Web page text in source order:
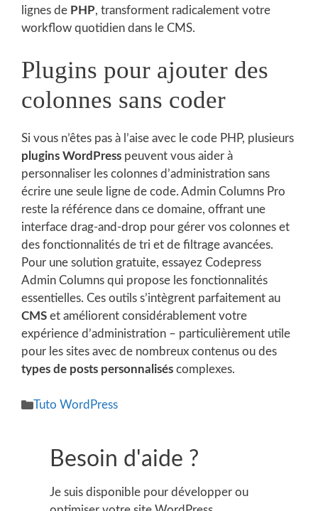
lignes de PHP, transforment radicalement votre
workflow quotidien dans le CMS.
Plugins pour ajouter des
colonnes sans coder
Si vous n’êtes pas à l’aise avec le code PHP, plusieurs
plugins WordPress peuvent vous aider à
personnaliser les colonnes d’administration sans
écrire une seule ligne de code. Admin Columns Pro
reste la référence dans ce domaine, offrant une
interface drag-and-drop pour gérer vos colonnes et
des fonctionnalités de tri et de filtrage avancées.
Pour une solution gratuite, essayez Codepress
Admin Columns qui propose les fonctionnalités
essentielles. Ces outils s’intègrent parfaitement au
CMS et améliorent considérablement votre
expérience d’administration – particulièrement utile
pour les sites avec de nombreux contenus ou des
types de posts personnalisés complexes.
Catégories
Tuto WordPress
Besoin d'aide ?
Je suis disponible pour développer ou